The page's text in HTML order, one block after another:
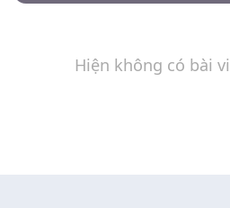
Hiện không có bài